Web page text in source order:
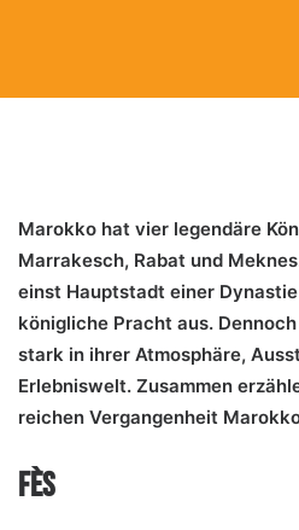
Marokko hat vier legendäre
Marrakesch, Rabat und
einst Hauptstadt einer
königliche Pracht aus.
stark in ihrer Atmosphäre,
Erlebniswelt. Zusammen
reichen Vergangenheit
FÈS